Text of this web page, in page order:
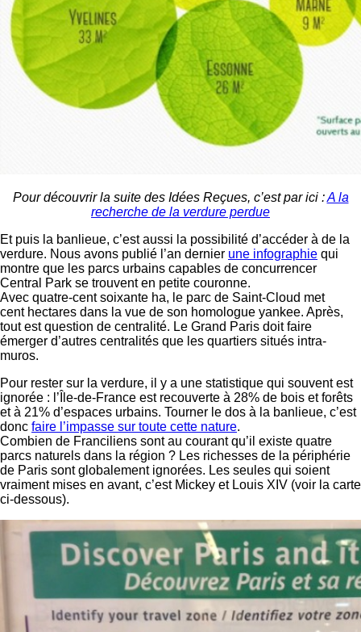
Pour découvrir la suite des Idées Reçues, c’est par ici :A la
recherche de la verdure perdue
Et puis la banlieue, c’est aussi la possibilité d’accéder à de la
verdure. Nous avons publié l’an dernier une infographie qui
montre que les parcs urbains capables de concurrencer
Central Park se trouvent en petite couronne.
Avec quatre-cent soixante ha, le parc de Saint-Cloud met
cent hectares dans la vue de son homologue yankee. Après,
tout est question de centralité. Le Grand Paris doit faire
émerger d’autres centralités que les quartiers situés intra-
muros.
Pour rester sur la verdure, il y a une statistique qui souvent est
ignorée : l’Île-de-France est recouverte à 28% de bois et forêts
et à 21% d’espaces urbains. Tourner le dos à la banlieue, c’est
donc faire l’impasse sur toute cette nature.
Combien de Franciliens sont au courant qu’il existe quatre
parcs naturels dans la région ? Les richesses de la périphérie
de Paris sont globalement ignorées. Les seules qui soient
vraiment mises en avant, c’est Mickey et Louis XIV (voir la carte
ci-dessous).